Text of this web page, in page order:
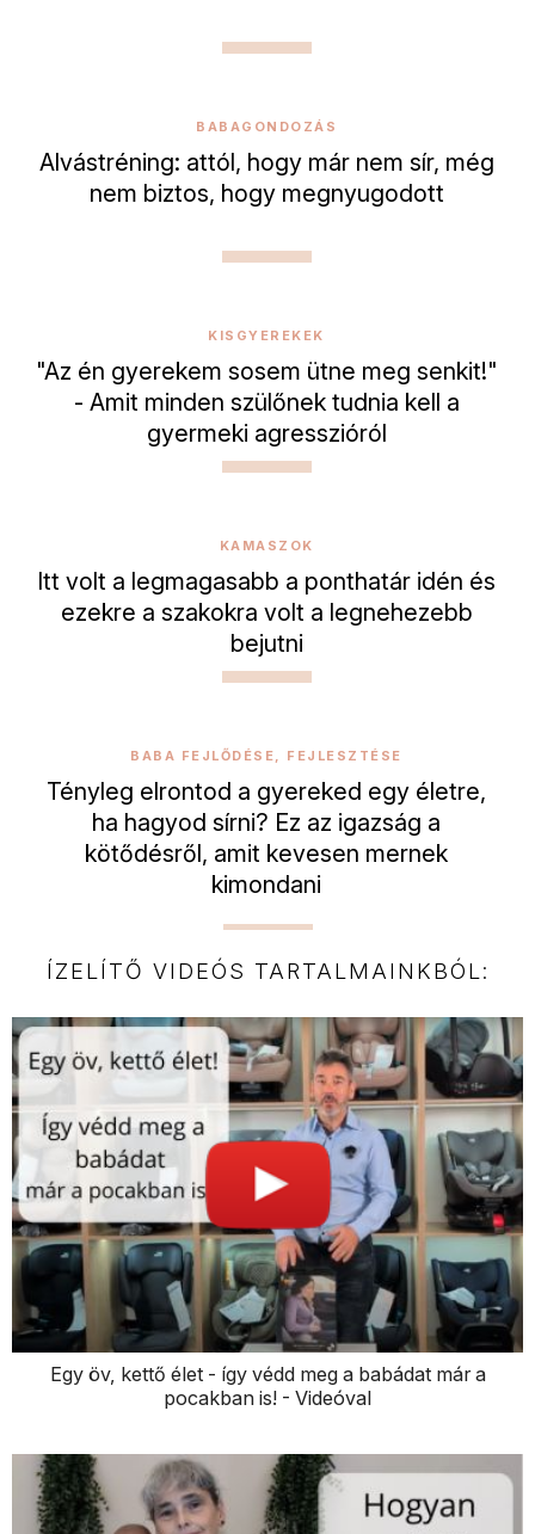
BABAGONDOZÁS
Alvástréning: attól, hogy már nem sír, még
nem biztos, hogy megnyugodott
KISGYEREKEK
"Az én gyerekem sosem ütne meg senkit!"
- Amit minden szülőnek tudnia kell a
gyermeki agresszióról
KAMASZOK
Itt volt a legmagasabb a ponthatár idén és
ezekre a szakokra volt a legnehezebb
bejutni
BABA FEJLŐDÉSE, FEJLESZTÉSE
Tényleg elrontod a gyereked egy életre,
ha hagyod sírni? Ez az igazság a
kötődésről, amit kevesen mernek
kimondani
ÍZELÍTŐ VIDEÓS TARTALMAINKBÓL:
Egy öv, kettő élet - így védd meg a babádat már a
pocakban is! - Videóval